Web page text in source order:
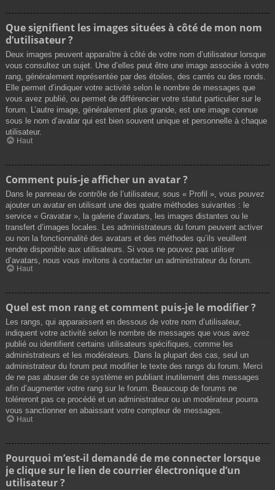
Que signifient les images situées à côté de mon nom
d’utilisateur ?
Deux images peuvent apparaître à côté de votre nom d’utilisateur lorsque
vous consultez un sujet. Une d’elles peut être une image associée à votre
rang, généralement représentée par des étoiles, des carrés ou des ronds.
Elle permet d’indiquer votre activité selon le nombre de messages que
vous avez publié, ou permet de différencier votre statut particulier sur le
forum. L’autre image, généralement plus grande, est une image connue
sous le nom d’avatar qui est bien souvent unique et personnelle à chaque
utilisateur.
Haut
Comment puis-je afficher un avatar ?
Dans le panneau de contrôle de l’utilisateur, sous « Profil », vous pouvez
ajouter un avatar en utilisant une des quatre méthodes suivantes : le
service « Gravatar », la galerie d’avatars, les images distantes ou le
transfert d’images locales. Les administrateurs du forum peuvent activer
ou non la fonctionnalité des avatars et des méthodes qu’ils veuillent
rendre disponible aux utilisateurs. Si vous ne pouvez pas utiliser
d’avatars, nous vous invitons à contacter un administrateur du forum.
Haut
Quel est mon rang et comment puis-je le modifier ?
Les rangs, qui apparaissent en dessous de votre nom d’utilisateur,
indiquent votre activité selon le nombre de messages que vous avez
publié ou identifient certains utilisateurs spécifiques, comme les
administrateurs et les modérateurs. Dans la plupart des cas, seul un
administrateur du forum peut modifier le texte des rangs du forum. Merci
de ne pas abuser de ce système en publiant inutilement des messages
afin d’augmenter votre rang sur le forum. Beaucoup de forums ne
toléreront pas ce procédé et un administrateur ou un modérateur pourra
vous sanctionner en abaissant votre compteur de messages.
Haut
Pourquoi m’est-il demandé de me connecter lorsque
je clique sur le lien de courrier électronique d’un
utilisateur ?